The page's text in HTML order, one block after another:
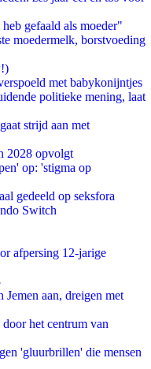
gefaald als moeder"
moedermelk, borstvoeding
met babykonijntjes
politieke mening, laat
strijd aan met
2028 opvolgt
op: 'stigma op
gedeeld op seksfora
Switch
afpersing 12-jarige
aan, dreigen met
het centrum van
'gluurbrillen' die mensen